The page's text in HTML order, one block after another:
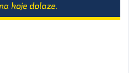
koje dolaze.